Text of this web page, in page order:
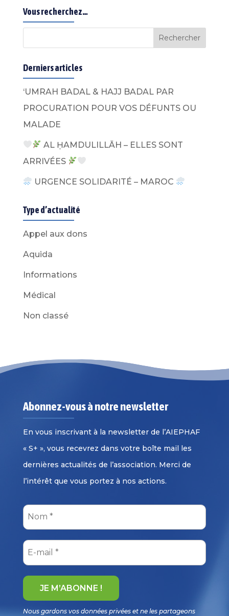
Vous recherchez…
Derniers articles
‘UMRAH BADAL & HAJJ BADAL PAR
PROCURATION POUR VOS DÉFUNTS OU
MALADE
AL ḤAMDULILLĀH – ELLES SONT
ARRIVÉES
URGENCE SOLIDARITÉ – MAROC
Type d’actualité
Appel aux dons
Aquida
Informations
Médical
Non classé
Abonnez-vous à notre newsletter
En vous inscrivant à la newsletter de l’AIEPHAF
« S+ », vous recevrez dans votre boîte mail les
dernières actualités de l’association. Merci de
l’intérêt que vous portez à nos actions.
Nous gardons vos données privées et ne les partageons